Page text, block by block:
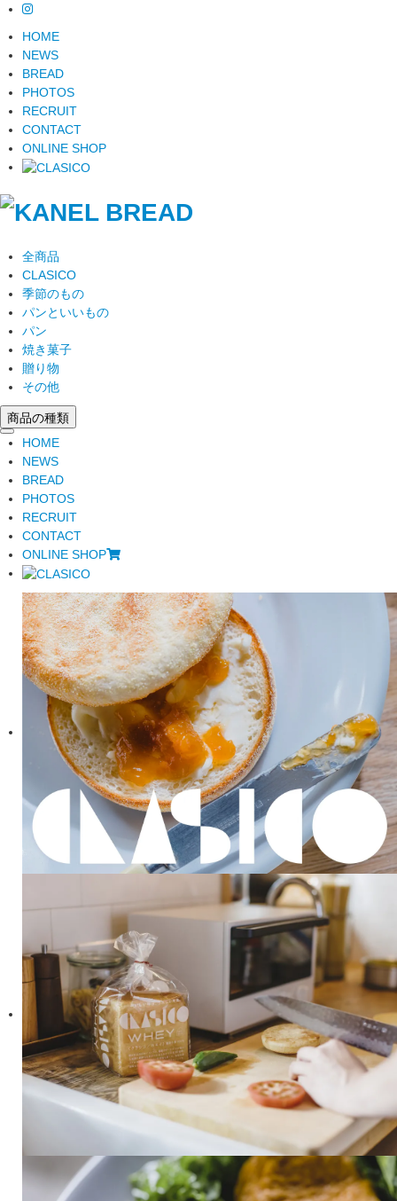
HOME
NEWS
BREAD
PHOTOS
RECRUIT
CONTACT
ONLINE SHOP
全商品
CLASICO
季節のもの
パンといいもの
パン
焼き菓子
贈り物
その他
商品の種類
toggle
navigation
HOME
NEWS
BREAD
PHOTOS
RECRUIT
CONTACT
ONLINE SHOP